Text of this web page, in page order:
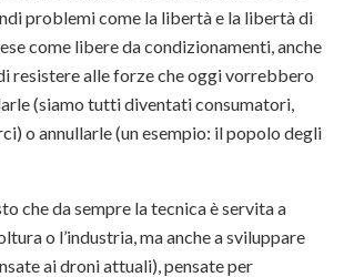
problemi come la libertà e la libertà di
come libere da condizionamenti, anche
resistere alle forze che oggi vorrebbero
(siamo tutti diventati consumatori,
o annullarle (un esempio: il popolo degli
che da sempre la tecnica è servita a
o l’industria, ma anche a sviluppare
ai droni attuali), pensate per